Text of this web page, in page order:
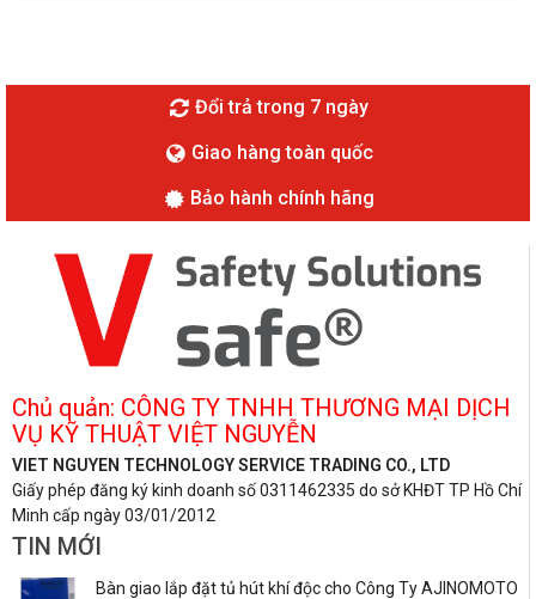
Đổi trả trong 7 ngày
Giao hàng toàn quốc
Bảo hành chính hãng
Chủ quản: CÔNG TY TNHH THƯƠNG MẠI DỊCH
VỤ KỸ THUẬT VIỆT NGUYỄN
VIET NGUYEN TECHNOLOGY SERVICE TRADING CO., LTD
Giấy phép đăng ký kinh doanh số 0311462335 do sở KHĐT TP Hồ Chí
Minh cấp ngày 03/01/2012
TIN MỚI
Bàn giao lắp đặt tủ hút khí độc cho Công Ty AJINOMOTO